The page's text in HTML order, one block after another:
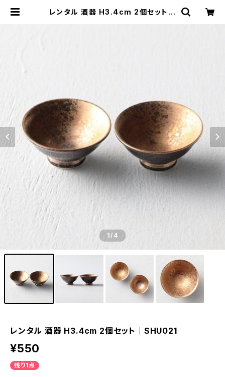
レンタル 酒器 H3.4cm 2個セット｜
1/4
レンタル 酒器 H3.4cm 2個セット｜SHU021
¥550
残り1点